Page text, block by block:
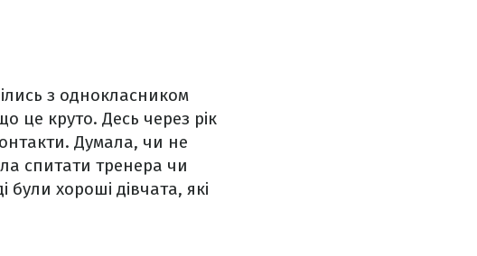
з однокласником
це круто. Десь через рік
Думала, чи не
спитати тренера чи
хороші дівчата, які